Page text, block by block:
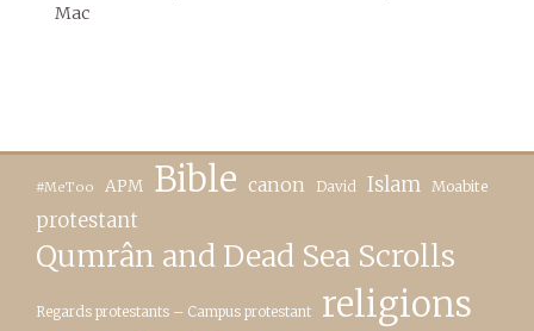
Mac
#MeToo APM Bible canon David Islam Moabite
protestant
Qumrân and Dead Sea Scrolls
Regards protestants – Campus protestant religions